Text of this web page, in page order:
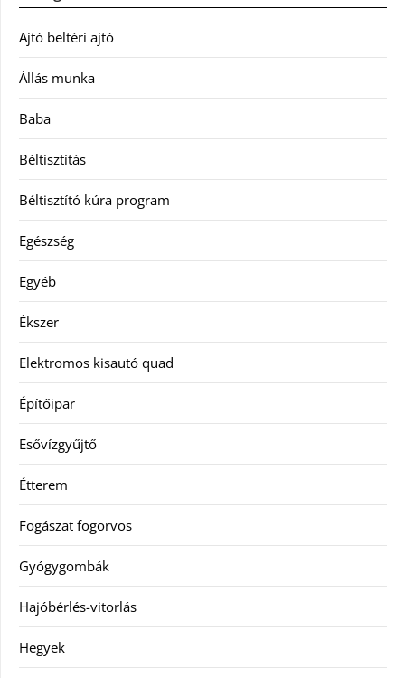
Ajtó beltéri ajtó
Állás munka
Baba
Béltisztítás
Béltisztító kúra program
Egészség
Egyéb
Ékszer
Elektromos kisautó quad
Építőipar
Esővízgyűjtő
Étterem
Fogászat fogorvos
Gyógygombák
Hajóbérlés-vitorlás
Hegyek